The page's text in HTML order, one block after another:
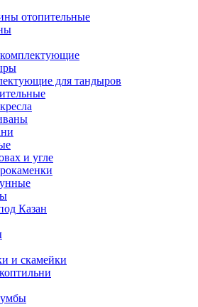
отопительные
для тандыров
и угле
Казан
и скамейки